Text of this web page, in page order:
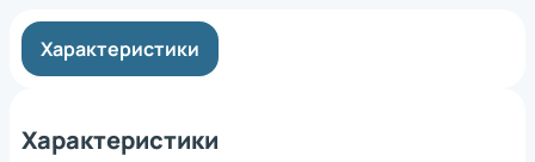
Характеристики
Характеристики